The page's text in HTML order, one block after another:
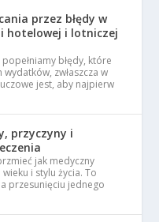
przez błędy w
hotelowej i lotniczej
błędy, które
zwłaszcza w
jest, aby najpierw
przyczyny i
jak medyczny
i stylu życia. To
przesunięciu jednego